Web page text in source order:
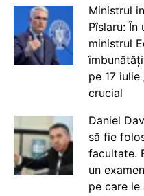
Ministrul
Pîslaru:
ministrul
pe 17
crucial
Daniel
să fie
facultate.
un
pe care le